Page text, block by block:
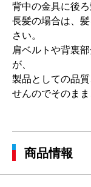
背中の金具に後
長髪の場合は、
さい。
肩ベルトや背裏
が、
製品としての品
せんのでそのまま
商品情報